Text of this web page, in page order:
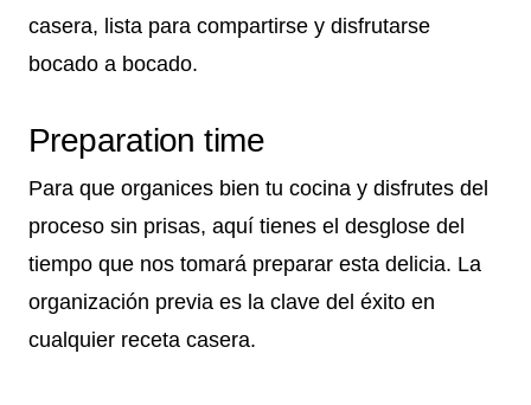
casera, lista para compartirse y disfrutarse
bocado a bocado.
Preparation time
Para que organices bien tu cocina y disfrutes del
proceso sin prisas, aquí tienes el desglose del
tiempo que nos tomará preparar esta delicia. La
organización previa es la clave del éxito en
cualquier receta casera.